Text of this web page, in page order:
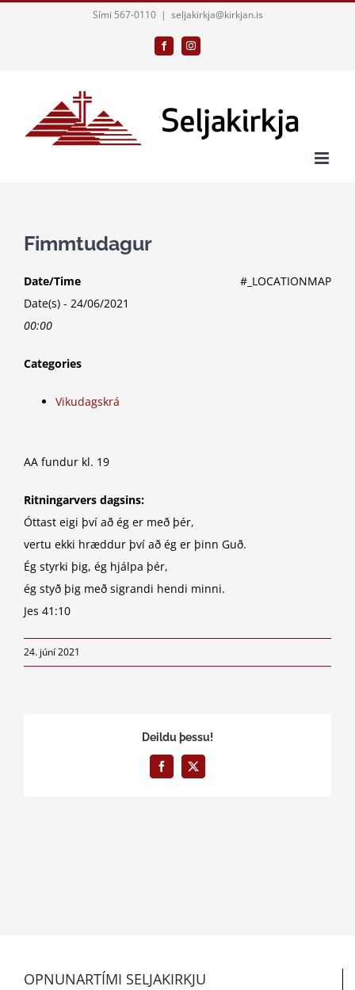
Sími 567-0110 | seljakirkja@kirkjan.is
FacebookInstagram
Fimmtudagur
#_LOCATIONMAP
Date/Time
Date(s) - 24/06/2021
00:00
Categories
Vikudagskrá
AA fundur kl. 19
Ritningarvers dagsins:
Óttast eigi því að ég er með þér,
vertu ekki hræddur því að ég er þinn Guð.
Ég styrki þig, ég hjálpa þér,
ég styð þig með sigrandi hendi minni.
Jes 41:10
24. júní 2021
Deildu þessu!
Facebook
X
OPNUNARTÍMI SELJAKIRKJU